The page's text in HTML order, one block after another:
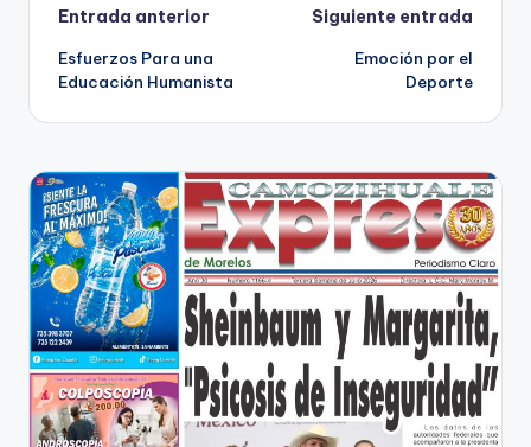
Navegación
de
entradas
Entrada anterior
Esfuerzos Para una
Educación Humanista
Siguiente entrada
Emoción por el
Deporte